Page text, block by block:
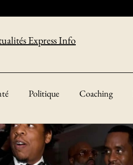
Express Info
Politique Coaching
Société